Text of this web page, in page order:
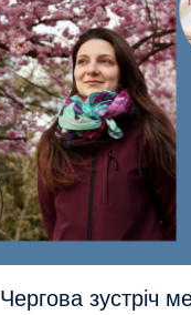
Чергова зустріч